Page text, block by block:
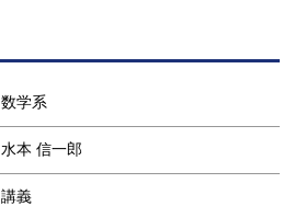
数学系
水本 信一郎
講義